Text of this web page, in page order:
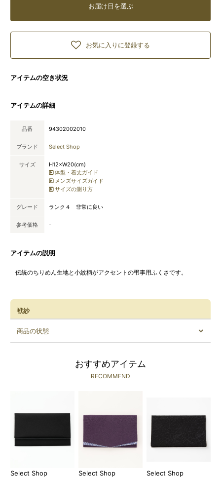
お届け日を選ぶ
お気に入りに登録する
アイテムの空き状況
アイテムの詳細
品番 94302002010
ブランド Select Shop
サイズ
H12×W20(cm)
体型・着丈ガイド
メンズサイズガイド
サイズの測り方
グレード ランク４ 非常に良い
参考価格 -
アイテムの説明
伝統のちりめん生地と小紋柄がアクセントの弔事用ふくさです。
袱紗
商品の状態
おすすめアイテム
RECOMMEND
Select Shop
Select Shop
Select Shop